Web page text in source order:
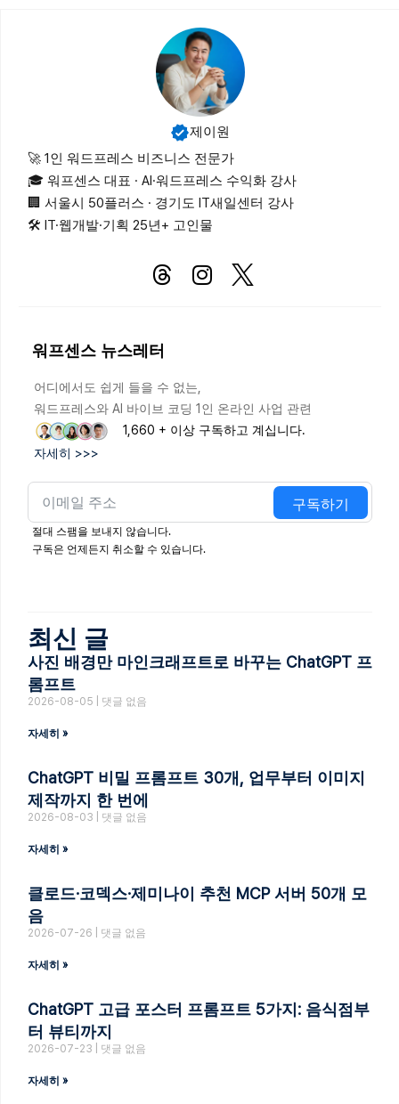
제이원
🚀 1인 워드프레스 비즈니스 전문가
🎓 워프센스 대표 · AI·워드프레스 수익화 강사
🏢 서울시 50플러스 · 경기도 IT새일센터 강사
🛠 IT·웹개발·기획 25년+ 고인물
워프센스 뉴스레터
어디에서도 쉽게 들을 수 없는,
워드프레스와 AI 바이브 코딩 1인 온라인 사업 관련
1,660 + 이상 구독하고 계십니다.
자세히 >>>
구독하기
절대 스팸을 보내지 않습니다.
구독은 언제든지 취소할 수 있습니다.
최신 글
사진 배경만 마인크래프트로 바꾸는 ChatGPT 프
롬프트
2026-08-05 댓글 없음
자세히 »
ChatGPT 비밀 프롬프트 30개, 업무부터 이미지
제작까지 한 번에
2026-08-03 댓글 없음
자세히 »
클로드·코덱스·제미나이 추천 MCP 서버 50개 모
음
2026-07-26 댓글 없음
자세히 »
ChatGPT 고급 포스터 프롬프트 5가지: 음식점부
터 뷰티까지
2026-07-23 댓글 없음
자세히 »